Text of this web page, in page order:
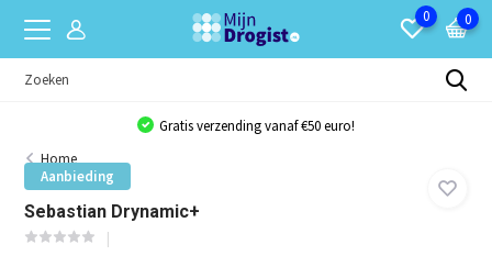
0 0
Gratis verzending vanaf €50 euro!
Home
Aanbieding
Sebastian Drynamic+